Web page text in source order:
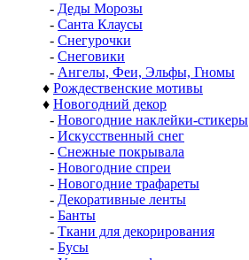
- Деды Морозы
- Санта Клаусы
- Снегурочки
- Снеговики
- Ангелы, Феи, Эльфы, Гномы
♦ Рождественские мотивы
♦ Новогодний декор
- Новогодние наклейки-стикеры
- Искусственный снег
- Снежные покрывала
- Новогодние спреи
- Новогодние трафареты
- Декоративные ленты
- Банты
- Ткани для декорирования
- Бусы